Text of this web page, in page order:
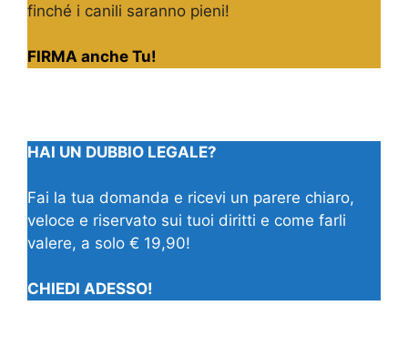
finché i canili saranno pieni!
FIRMA anche Tu!
HAI UN DUBBIO LEGALE?
Fai la tua domanda e ricevi un parere chiaro,
veloce e riservato sui tuoi diritti e come farli
valere, a solo € 19,90!
CHIEDI ADESSO!